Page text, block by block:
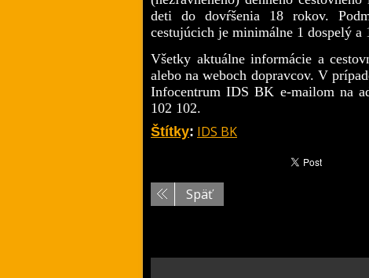
deti do dovŕšenia 18 rokov.
cestujúcich je minimálne 1 dospelý a
Všetky aktuálne informácie a
alebo na weboch dopravcov. V
Infocentrum IDS BK e-mailom na
102 102.
Štítky: IDS BK
Späť